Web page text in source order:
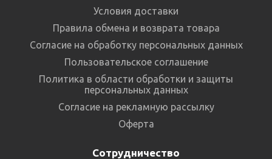
Условия доставки
Правила обмена и возврата товара
Согласие на обработку персональных данных
Пользовательское соглашение
Политика в области обработки и защиты
персональных данных
Согласие на рекламную рассылку
Оферта
Сотрудничество